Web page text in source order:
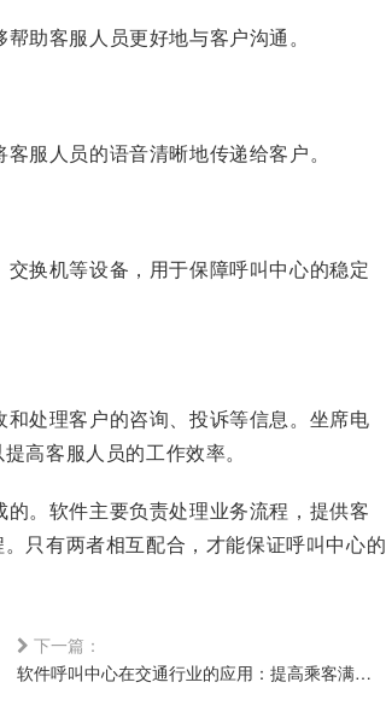
助客服人员更好地与客户沟通。
服人员的语音清晰地传递给客户。
换机等设备，用于保障呼叫中心的稳定
处理客户的咨询、投诉等信息。坐席电
高客服人员的工作效率。
。软件主要负责处理业务流程，提供客
只有两者相互配合，才能保证呼叫中心的
下一篇：
软件呼叫中心在交通行业的应用：提高乘客满意度和服务水平